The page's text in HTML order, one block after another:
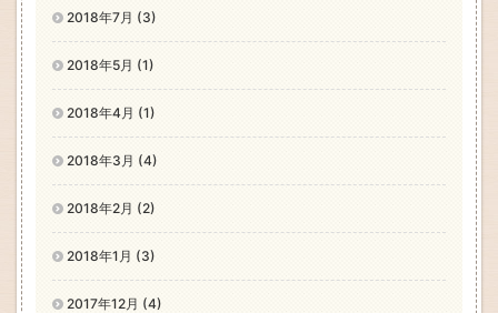
2018年7月 (3)
2018年5月 (1)
2018年4月 (1)
2018年3月 (4)
2018年2月 (2)
2018年1月 (3)
2017年12月 (4)